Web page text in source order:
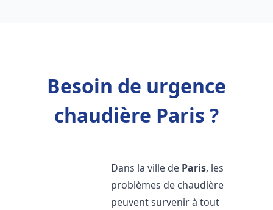
Besoin de urgence
chaudière Paris ?
Dans la ville de Paris, les
problèmes de chaudière
peuvent survenir à tout